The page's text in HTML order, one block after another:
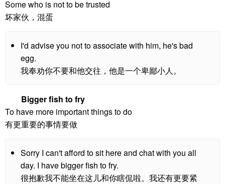
Some who is not to be trusted
坏家伙，混蛋
I'd advise you not to associate with him, he's bad
egg.
我奉劝你不要和他交往，他是一个卑鄙小人。
Bigger fish to fry
To have more important things to do
有更重要的事情要做
Sorry I can't afford to sit here and chat with you all
day. I have bigger fish to fry.
很抱歉我不能坐在这儿和你瞎侃啦。我还有更要紧